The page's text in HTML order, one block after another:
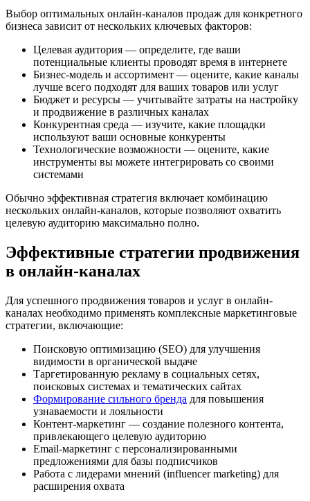
Выбор оптимальных онлайн-каналов продаж для конкретного
бизнеса зависит от нескольких ключевых факторов:
Целевая аудитория — определите, где ваши
потенциальные клиенты проводят время в интернете
Бизнес-модель и ассортимент — оцените, какие каналы
лучше всего подходят для ваших товаров или услуг
Бюджет и ресурсы — учитывайте затраты на настройку
и продвижение в различных каналах
Конкурентная среда — изучите, какие площадки
используют ваши основные конкуренты
Технологические возможности — оцените, какие
инструменты вы можете интегрировать со своими
системами
Обычно эффективная стратегия включает комбинацию
нескольких онлайн-каналов, которые позволяют охватить
целевую аудиторию максимально полно.
Эффективные стратегии продвижения
в онлайн-каналах
Для успешного продвижения товаров и услуг в онлайн-
каналах необходимо применять комплексные маркетинговые
стратегии, включающие:
Поисковую оптимизацию (SEO) для улучшения
видимости в органической выдаче
Таргетированную рекламу в социальных сетях,
поисковых системах и тематических сайтах
Формирование сильного бренда для повышения
узнаваемости и лояльности
Контент-маркетинг — создание полезного контента,
привлекающего целевую аудиторию
Email-маркетинг с персонализированными
предложениями для базы подписчиков
Работа с лидерами мнений (influencer marketing) для
расширения охвата